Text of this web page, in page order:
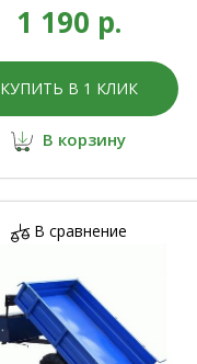
1 190 р.
КУПИТЬ В 1 КЛИК
В корзину
В сравнение